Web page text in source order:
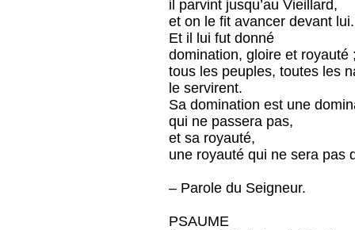
il parvint jusqu’au Vieillard,
et on le fit avancer devant lui.
Et il lui fut donné
domination, gloire et royauté
tous les peuples, toutes les
le servirent.
Sa domination est une
qui ne passera pas,
et sa royauté,
une royauté qui ne sera pas
– Parole du Seigneur.
PSAUME